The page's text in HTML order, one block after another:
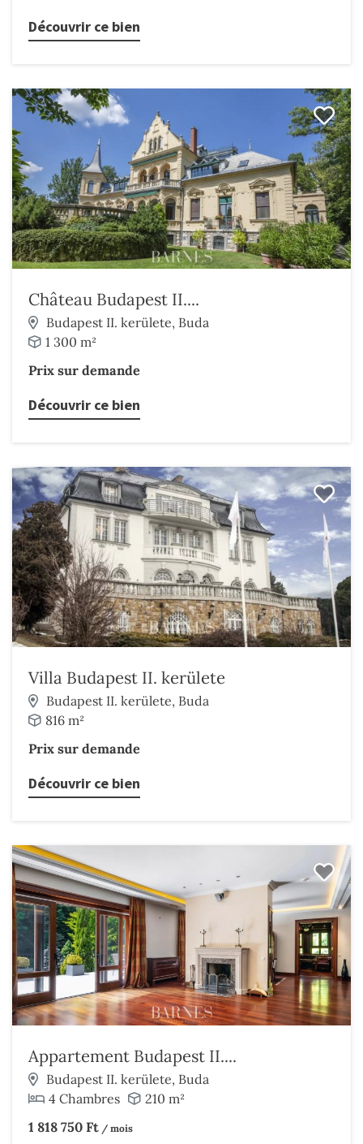
Découvrir ce bien
Château Budapest II....
Budapest II. kerülete, Buda
1 300 m²
Prix sur demande
Découvrir ce bien
Villa Budapest II. kerülete
Budapest II. kerülete, Buda
816 m²
Prix sur demande
Découvrir ce bien
Appartement Budapest II....
Budapest II. kerülete, Buda
4 Chambres
210 m²
1 818 750 Ft / mois